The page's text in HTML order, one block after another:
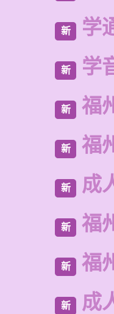
新 学
新 学
新 福
新 福
新 成
新 福
新 福
新 成